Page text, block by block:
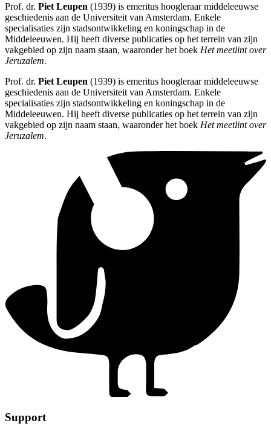
Prof. dr. Piet Leupen (1939) is emeritus hoogleraar middeleeuwse
geschiedenis aan de Universiteit van Amsterdam. Enkele
specialisaties zijn stadsontwikkeling en koningschap in de
Middeleeuwen. Hij heeft diverse publicaties op het terrein van zijn
vakgebied op zijn naam staan, waaronder het boek Het meetlint over
Jeruzalem.
Prof. dr. Piet Leupen (1939) is emeritus hoogleraar middeleeuwse
geschiedenis aan de Universiteit van Amsterdam. Enkele
specialisaties zijn stadsontwikkeling en koningschap in de
Middeleeuwen. Hij heeft diverse publicaties op het terrein van zijn
vakgebied op zijn naam staan, waaronder het boek Het meetlint over
Jeruzalem.
Support